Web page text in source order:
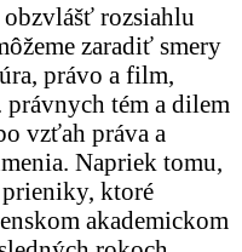
rozsiahlu
zaradiť smery
právo a film,
právnych tém a dilem
vzťah práva a
Napriek tomu,
prieniky, ktoré
akademickom